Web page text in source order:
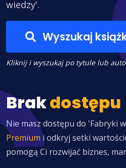
wiedzy'.
Wyszukaj
Kliknij i wyszukaj po tytule lub
Brakdostępu
Nie masz dostępu do 'Fabryki
Premium i odkryj setki
pomogą Ci rozwijać biznes,